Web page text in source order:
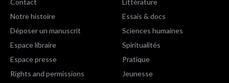
Contact
Notre histoire
Déposer un manuscrit
Espace libraire
Espace presse
Rights and permissions
Littérature
Essais & docs
Sciences humaines
Spiritualités
Pratique
Jeunesse